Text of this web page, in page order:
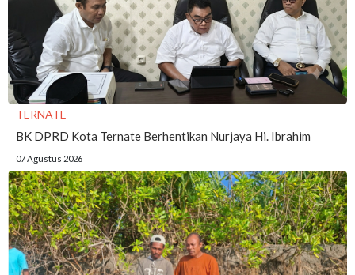
TERNATE
BK DPRD Kota Ternate Berhentikan Nurjaya Hi. Ibrahim
07 Agustus 2026